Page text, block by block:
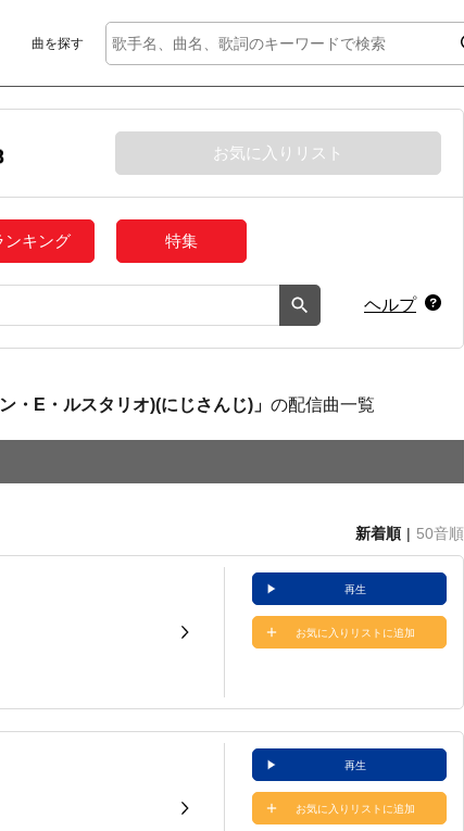
曲を探す
お気に入りリスト
ンキング 特集
ヘルプ
E・ルスタリオ)(にじさんじ)」 の配信曲一覧
新着順 50音順
再生
お気に入りリストに追加
再生
お気に入りリストに追加